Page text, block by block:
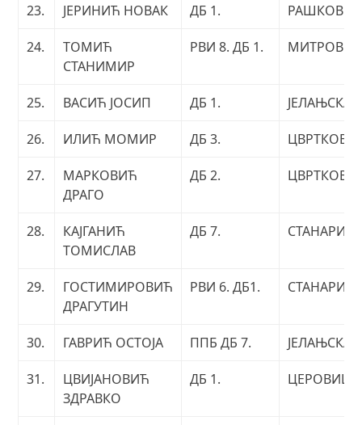
23. ЈЕРИНИЋ НОВАК ДБ 1.
24.
ТОМИЋ
СТАНИМИР
РВИ 8. ДБ 1.
25. ВАСИЋ ЈОСИП ДБ 1. ЈЕЛАЊСКА
26. ИЛИЋ МОМИР ДБ 3.
27.
МАРКОВИЋ
ДРАГО
ДБ 2.
28.
КАЈГАНИЋ
ТОМИСЛАВ
ДБ 7. СТАНАРИ
29.
ГОСТИМИРОВИЋ
ДРАГУТИН
РВИ 6. ДБ1. СТАНАРИ
30. ГАВРИЋ ОСТОЈА ППБ ДБ 7. ЈЕЛАЊСКА
31.
ЦВИЈАНОВИЋ
ЗДРАВКО
ДБ 1. ЦЕРОВИЦА